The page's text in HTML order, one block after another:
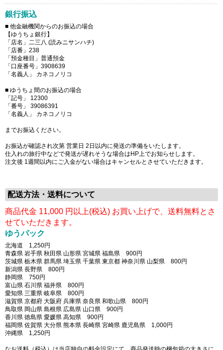
銀行振込
■ 他金融機関からのお振込の場合
【ゆうちょ銀行】
「店名」二三八 (読みニサンハチ)
「店番」238
「預金種目」普通預金
「口座番号」3908639
「名義人」 カネコノリコ
■ ゆうちょ間のお振込の場合
「記号」 12300
「番号」 39086391
「名義人」 カネコノリコ
までお振込ください。
お振込が確認され次第 営業日 2日以内に発送の準備をいたします。
仕入れの旅行中などで発送が遅れそうな場合はHP上でお知らせします。
注文後 1週間以内にご入金がない場合はキャンセルとさせていただきます。
配送方法・送料について
商品代金 11,000 円以上(税込) お買い上げで、送料無料とさ
せていただきます。
ゆうパック
北海道 1,250円
青森県 岩手県 秋田県 山形県 宮城県 福島県 900円
茨城県 栃木県 群馬県 埼玉県 千葉県 東京都 神奈川県 山梨県 800円
新潟県 長野県 800円
静岡県 750円
富山県 石川県 福井県 800円
愛知県 三重県 岐阜県 800円
滋賀県 京都府 大阪府 兵庫県 奈良県 和歌山県 800円
鳥取県 岡山県 島根県 広島県 山口県 900円
香川県 徳島県 愛媛県 高知県 900円
福岡県 佐賀県 大分県 熊本県 長崎県 宮崎県 鹿児島県 1,000円
沖縄県 1,250円